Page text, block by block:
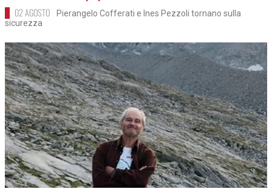
02 AGOSTO
Pierangelo Cofferati e Ines Pezzoli tornano sulla
sicurezza